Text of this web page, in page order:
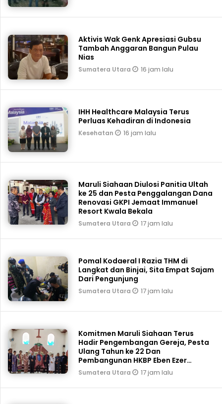
Aktivis Wak Genk Apresiasi Gubsu
Tambah Anggaran Bangun Pulau
Nias
Sumatera Utara 16 jam lalu
IHH Healthcare Malaysia Terus
Perluas Kehadiran di Indonesia
Kesehatan 16 jam lalu
Maruli Siahaan Diulosi Panitia Ultah
ke 25 dan Pesta Penggalangan Dana
Renovasi GKPI Jemaat Immanuel
Resort Kwala Bekala
Sumatera Utara 17 jam lalu
Pomal Kodaeral I Razia THM di
Langkat dan Binjai, Sita Empat Sajam
Dari Pengunjung
Sumatera Utara 17 jam lalu
Komitmen Maruli Siahaan Terus
Hadir Pengembangan Gereja, Pesta
Ulang Tahun ke 22 Dan
Pembangunan HKBP Eben Ezer
Martoba Beri Bantuan
Sumatera Utara 17 jam lalu